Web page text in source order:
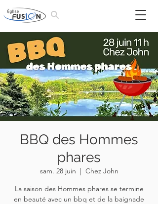
BBQ des Hommes
phares
sam. 28 juin
  |
Chez John
La saison des Hommes phares se termine
en beauté avec un bbq et de la baignade